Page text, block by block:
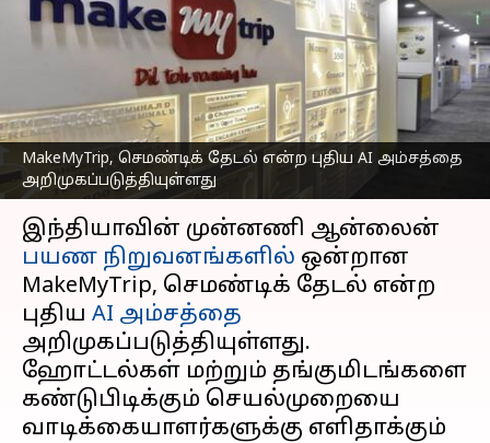
MakeMyTrip, செமண்டிக் தேடல் என்ற புதிய AI அம்சத்தை
அறிமுகப்படுத்தியுள்ளது
ஹோட்டல்களை
கண்டுபிடிப்பதும், புக்
செய்வதும் ஈஸி
எழுதியவர் Venkatalakshmi V Oct 16, 2025 06:56 pm
செய்தி முன்னோட்டம்
இந்தியாவின் முன்னணி ஆன்லைன்
பயண நிறுவனங்களில் ஒன்றான
MakeMyTrip, செமண்டிக் தேடல் என்ற
புதிய AI அம்சத்தை
அறிமுகப்படுத்தியுள்ளது.
ஹோட்டல்கள் மற்றும் தங்குமிடங்களை
கண்டுபிடிக்கும் செயல்முறையை
வாடிக்கையாளர்களுக்கு எளிதாக்கும்